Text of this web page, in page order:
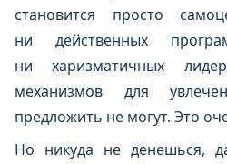
становится просто
ни действенных
ни харизматичных
механизмов для
предложить не могут. Это
Но никуда не денешься,